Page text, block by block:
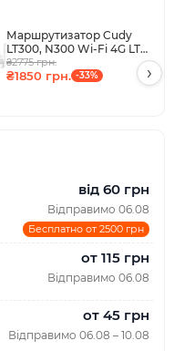
Маршрутизатор Cudy
LT300, N300 Wi-Fi 4G LTE
Cat4 Mini Router
₴2775 грн.
₴1850 грн. -33% ›
від 60 грн
Відправимо 06.08
Бесплатно от 2500 грн
от 115 грн
Відправимо 06.08
от 45 грн
Відправимо 06.08 – 10.08